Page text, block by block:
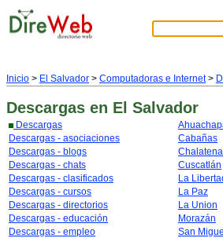
Inicio > El Salvador > Computadoras e Internet>
Descargas en El Salvador
Descargas
Descargas - asociaciones
Descargas - blogs
Descargas - chats
Descargas - clasificados
Descargas - cursos
Descargas - directorios
Descargas - educación
Descargas - empleo
Cabañas
Cuscatlán
La
La Paz
La Union
Morazán
San Miguel